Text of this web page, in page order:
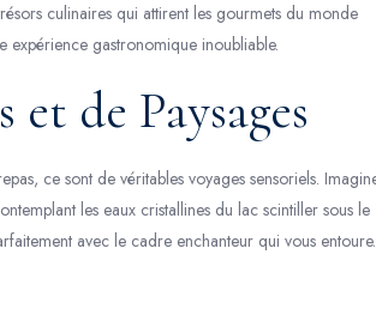
culinaires qui attirent les gourmets du monde
expérience gastronomique inoubliable.
de Paysages
ce sont de véritables voyages sensoriels.
les eaux cristallines du lac scintiller sous le
avec le cadre enchanteur qui vous entoure.